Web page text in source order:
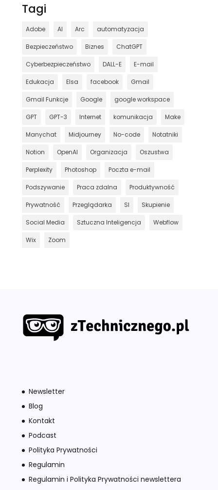
Tagi
Adobe AI Arc automatyzacja
Bezpieczeństwo Biznes ChatGPT
Cyberbezpieczeństwo DALL-E E-mail
Edukacja Elsa facebook Gmail
Gmail Funkcje Google google workspace
GPT GPT-3 Internet komunikacja Make
Manychat Midjourney No-code Notatniki
Notion OpenAI Organizacja Oszustwa
Perplexity Photoshop Poczta e-mail
Podszywanie Praca zdalna Produktywność
Prywatność Przeglądarka SI Skupienie
Social Media Sztuczna Inteligencja Webflow
Wix Zoom
Newsletter
Blog
Kontakt
Podcast
Polityka Prywatności
Regulamin
Regulamin i Polityka Prywatności newslettera